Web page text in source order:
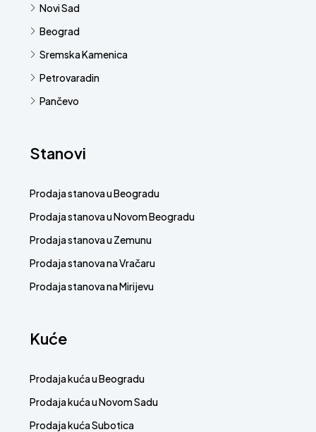
Novi Sad
Beograd
Sremska Kamenica
Petrovaradin
Pančevo
Stanovi
Prodaja stanova u Beogradu
Prodaja stanova u Novom Beogradu
Prodaja stanova u Zemunu
Prodaja stanova na Vračaru
Prodaja stanova na Mirijevu
Kuće
Prodaja kuća u Beogradu
Prodaja kuća u Novom Sadu
Prodaja kuća Subotica